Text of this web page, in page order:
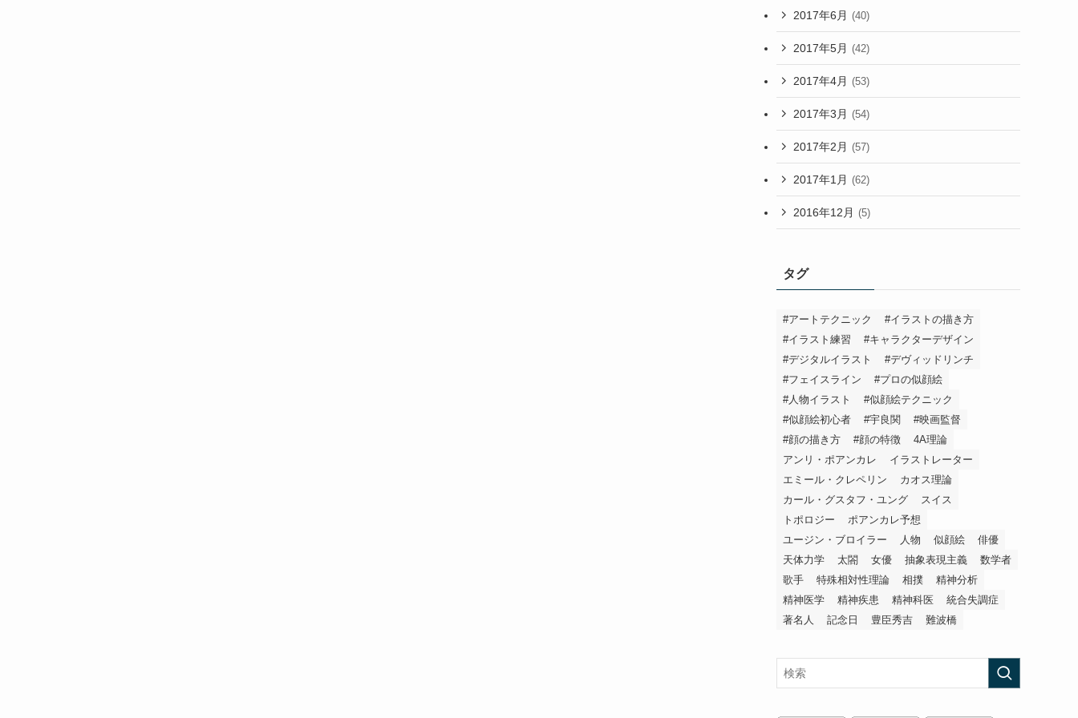
2017年6月 (40)
2017年5月 (42)
2017年4月 (53)
2017年3月 (54)
2017年2月 (57)
2017年1月 (62)
2016年12月 (5)
タグ
#アートテクニック
#イラストの描き方
#イラスト練習
#キャラクターデザイン
#デジタルイラスト
#デヴィッドリンチ
#フェイスライン
#プロの似顔絵
#人物イラスト
#似顔絵テクニック
#似顔絵初心者
#宇良関
#映画監督
#顔の描き方
#顔の特徴
4A理論
アンリ・ポアンカレ
イラストレーター
エミール・クレペリン
カオス理論
カール・グスタフ・ユング
スイス
トポロジー
ポアンカレ予想
ユージン・ブロイラー
人物 似顔絵
俳優
天体力学
太閤 女優 抽象表現主義
数学者
歌手
特殊相対性理論 相撲
精神分析
精神医学
精神疾患 精神科医
統合失調症
著名人
記念日 豊臣秀吉 難波橋